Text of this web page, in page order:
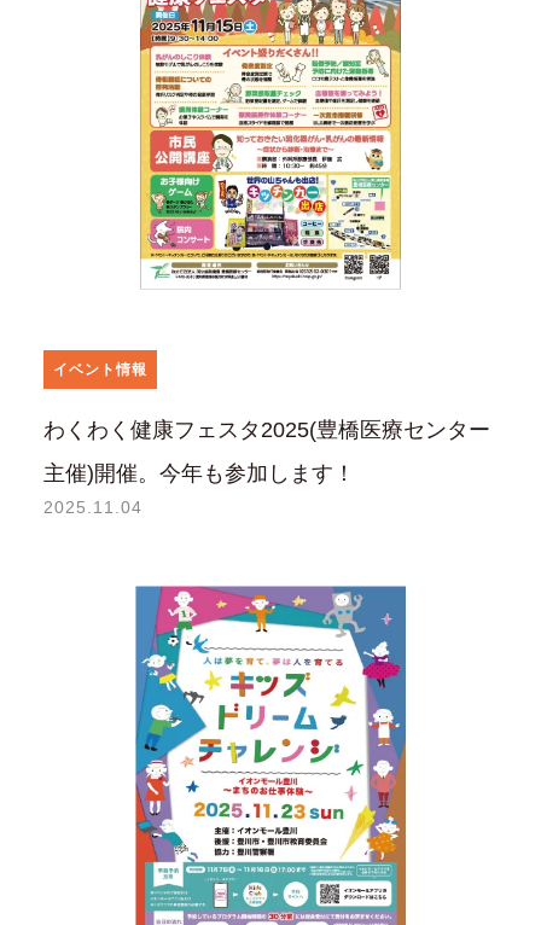
イベント情報
わくわく健康フェスタ2025(豊橋医療センター
主催)開催。今年も参加します！
2025.11.04